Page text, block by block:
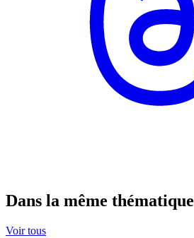
Dans la même thématique
Voir tous